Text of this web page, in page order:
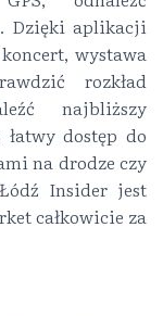
Dzięki aplikacji
wystawa
rozkład
najbliższy
dostęp do
na drodze czy
Insider jest
całkowicie za